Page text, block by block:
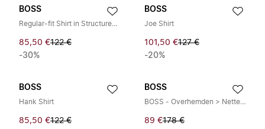
BOSS
Regular-fit Shirt in Structured Stretch Jersey
85,50 €122 €
-30%
BOSS
Joe Shirt
101,50 €127 €
-20%
BOSS
Hank Shirt
85,50 €122 €
BOSS
BOSS - Overhemden > Nette Overhemden
89 €178 €